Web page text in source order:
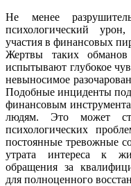
Не менее
психологический
участия в финансовых
Жертвы таких обманов
испытывают глубокое
невыносимое
Подобные инциденты
финансовым
людям. Это может
психологических
постоянные тревожные
утрата интереса к
обращения за
для полноценного